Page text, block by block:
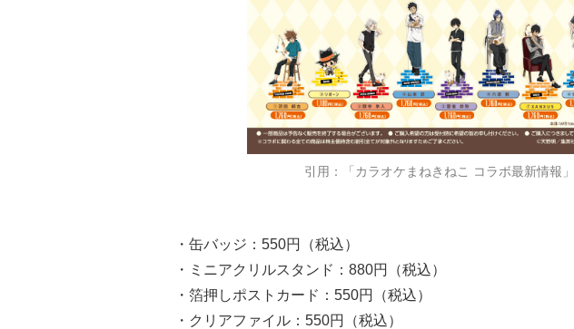
引用：「カラオケまねきねこ コラボ最新情報」
・缶バッジ：550円（税込）
・ミニアクリルスタンド：880円（税込）
・箔押しポストカード：550円（税込）
・クリアファイル：550円（税込）